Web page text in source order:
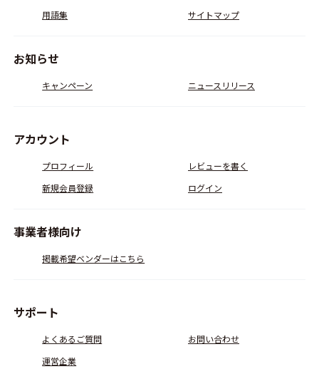
用語集
サイトマップ
お知らせ
キャンペーン ニュースリリース
アカウント
プロフィール
レビューを書く
新規会員登録
ログイン
事業者様向け
掲載希望ベンダーはこちら
サポート
よくあるご質問
お問い合わせ
運営企業